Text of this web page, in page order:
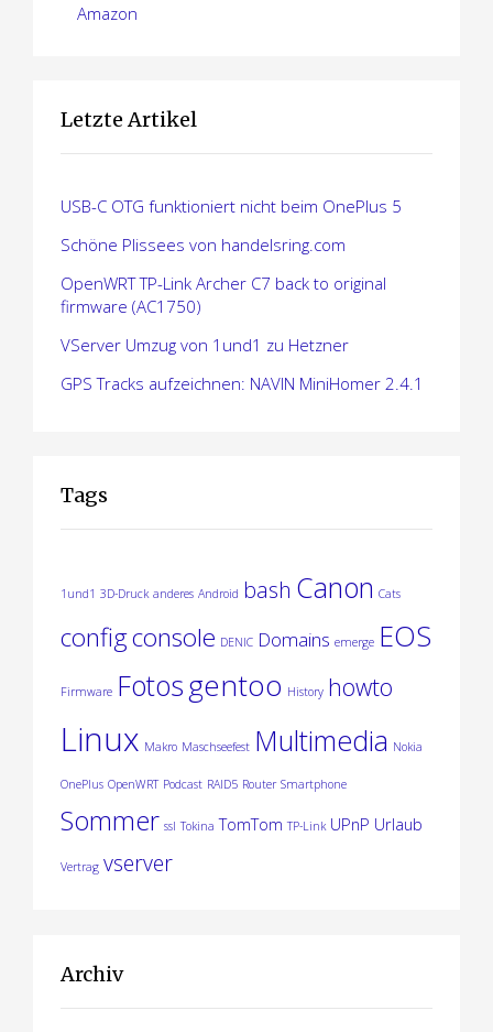
Amazon
Letzte Artikel
USB-C OTG funktioniert nicht beim OnePlus 5
Schöne Plissees von handelsring.com
OpenWRT TP-Link Archer C7 back to original
firmware (AC1750)
VServer Umzug von 1und1 zu Hetzner
GPS Tracks aufzeichnen: NAVIN MiniHomer 2.4.1
Tags
1und1 3D-Druck anderes Android bash Canon Cats
configconsole DENIC Domains emerge EOS
Firmware Fotosgentoo History howto
Linux Makro Maschseefest Multimedia Nokia
OnePlus OpenWRT Podcast RAID5 Router Smartphone
Sommer ssl Tokina TomTom TP-Link UPnP Urlaub
Vertrag vserver
Archiv